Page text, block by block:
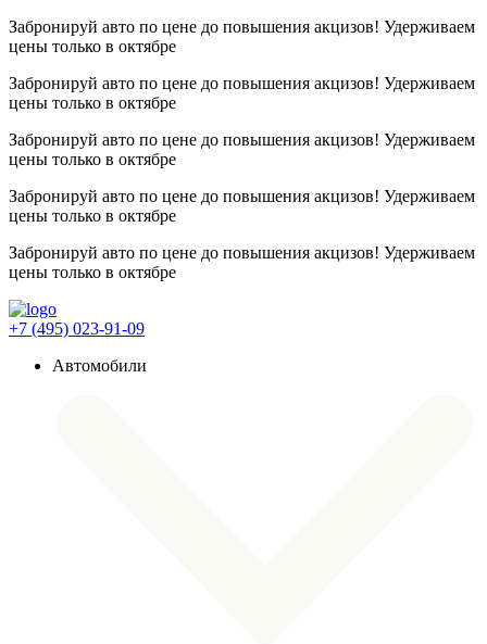
Забронируй авто по цене до повышения акцизов! Удерживаем
цены только в октябре
Забронируй авто по цене до повышения акцизов! Удерживаем
цены только в октябре
Забронируй авто по цене до повышения акцизов! Удерживаем
цены только в октябре
Забронируй авто по цене до повышения акцизов! Удерживаем
цены только в октябре
Забронируй авто по цене до повышения акцизов! Удерживаем
цены только в октябре
+7 (495) 023-91-09
Автомобили